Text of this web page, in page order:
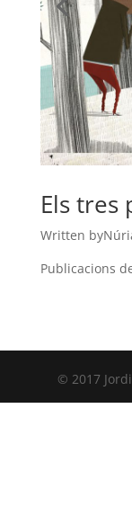
Els tres
Written
Publicacions
© 2017